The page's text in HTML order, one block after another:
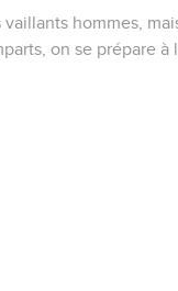
vaillants hommes,
on se prépare à